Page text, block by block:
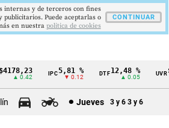
▲ 0.42
5,81 %
▼ 0.12
DTF12,48 %
▲ 0.05
UVR
Jueves 3 y 6 3 y 6
internas y de terceros con fines
publicitarios. Puede aceptarlas o
en nuestra politica de cookies
CONTINUAR